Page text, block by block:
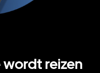
wordt reizen